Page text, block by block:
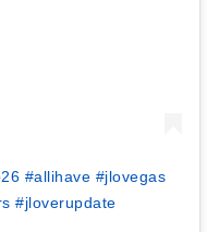
#allihave #jlovegas
#jloverupdate